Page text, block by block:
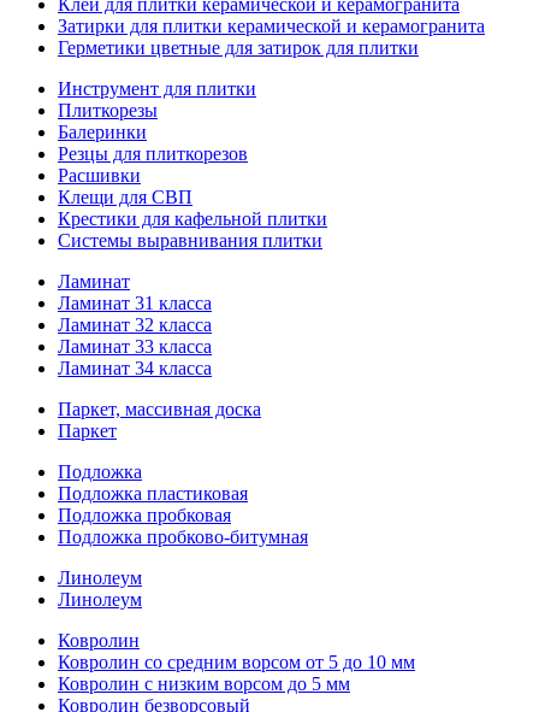
Клеи для плитки керамической и керамогранита
Затирки для плитки керамической и керамогранита
Герметики цветные для затирок для плитки
Инструмент для плитки
Плиткорезы
Балеринки
Резцы для плиткорезов
Расшивки
Клещи для СВП
Крестики для кафельной плитки
Системы выравнивания плитки
Ламинат
Ламинат 31 класса
Ламинат 32 класса
Ламинат 33 класса
Ламинат 34 класса
Паркет, массивная доска
Паркет
Подложка
Подложка пластиковая
Подложка пробковая
Подложка пробково-битумная
Линолеум
Линолеум
Ковролин
Ковролин со средним ворсом от 5 до 10 мм
Ковролин с низким ворсом до 5 мм
Ковролин безворсовый